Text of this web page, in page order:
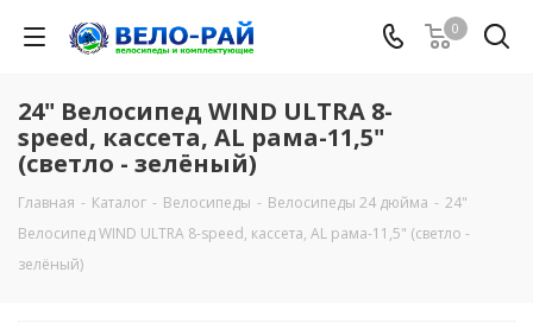
0
24" Велосипед WIND ULTRA 8-
speed, кассета, AL рама-11,5"
(светло - зелёный)
Главная - Каталог - Велосипеды - Велосипеды 24 дюйма - 24"
Велосипед WIND ULTRA 8-speed, кассета, AL рама-11,5" (светло -
зелёный)